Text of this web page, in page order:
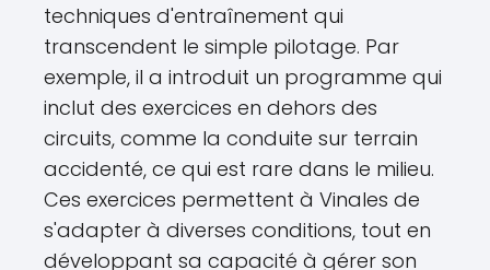
techniques d'entraînement qui
transcendent le simple pilotage. Par
exemple, il a introduit un programme qui
inclut des exercices en dehors des
circuits, comme la conduite sur terrain
accidenté, ce qui est rare dans le milieu.
Ces exercices permettent à Vinales de
s'adapter à diverses conditions, tout en
développant sa capacité à gérer son